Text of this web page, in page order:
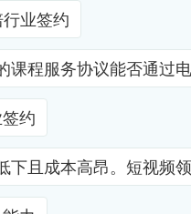
业签约
程服务协议能否通过
约
且成本高昂。短视频